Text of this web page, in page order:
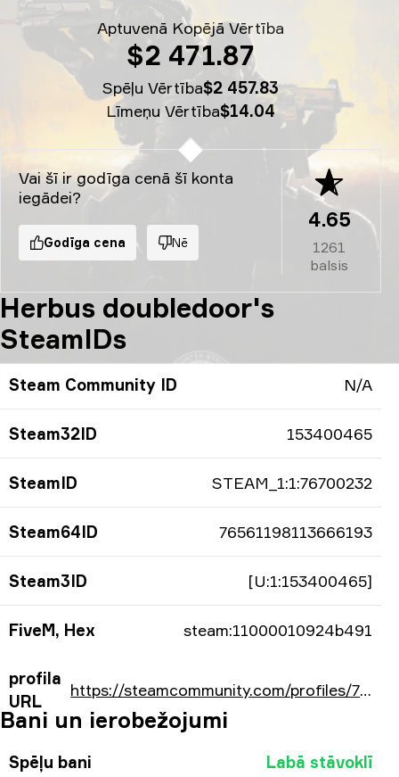
Aptuvenā Kopējā Vērtība
$2 471.87
Spēļu Vērtība$2 457.83
Līmeņu Vērtība$14.04
Vai šī ir godīga cenā šī konta
iegādei?
Godīga cena Nē
4.65
1261
balsis
Herbus doubledoor's
SteamIDs
Steam Community ID N/A
Steam32ID 153400465
SteamID STEAM_1:1:76700232
Steam64ID 76561198113666193
Steam3ID [U:1:153400465]
FiveM, Hex steam:11000010924b491
profila
URL
https://steamcommunity.com/profiles/76561198113666193/
Bani un ierobežojumi
Spēļu bani Labā stāvoklī